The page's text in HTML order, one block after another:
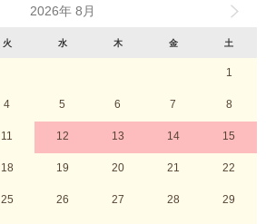
2026年 8月
火 水 木 金 土
1
4 5 6 7 8
11 12 13 14 15
18 19 20 21 22
25 26 27 28 29